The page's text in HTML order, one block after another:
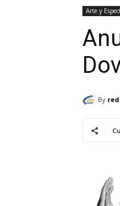
Arte y
By